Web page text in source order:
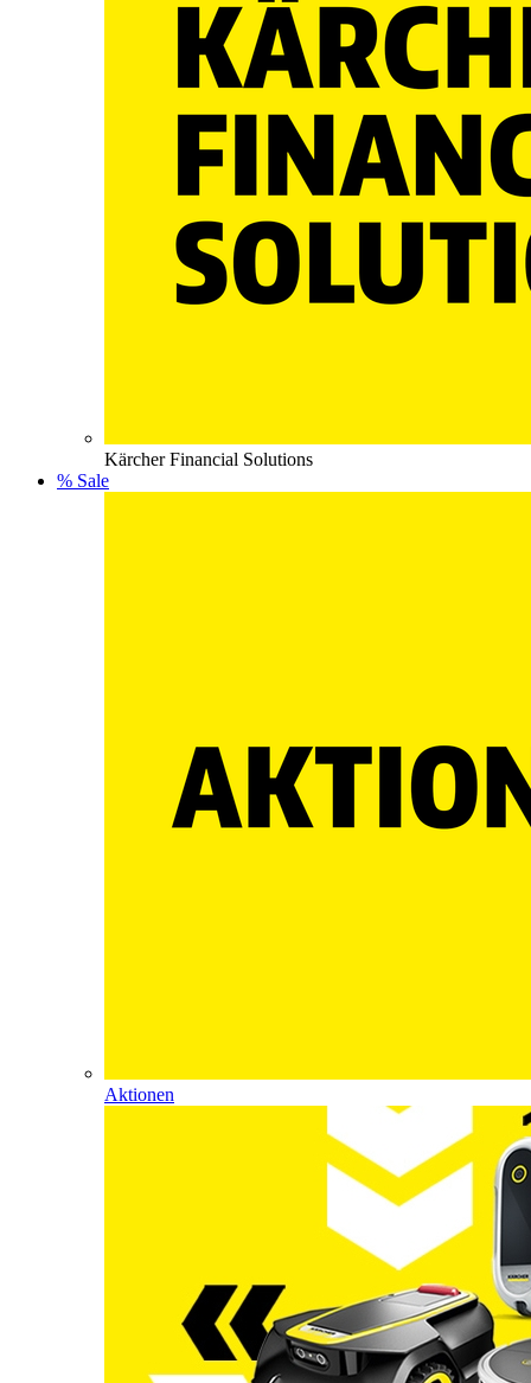
Kärcher Financial Solutions
% Sale
Aktionen